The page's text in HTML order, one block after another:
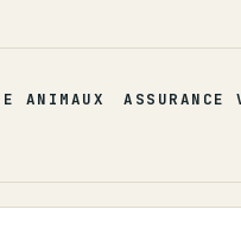
ANIMAUX ASSURANCE